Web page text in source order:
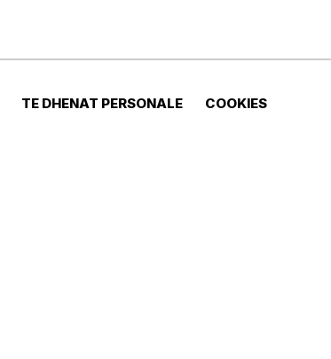
TE DHENAT PERSONALE COOKIES